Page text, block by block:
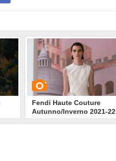
Fendi Haute Couture
Autunno/Inverno 2021-22